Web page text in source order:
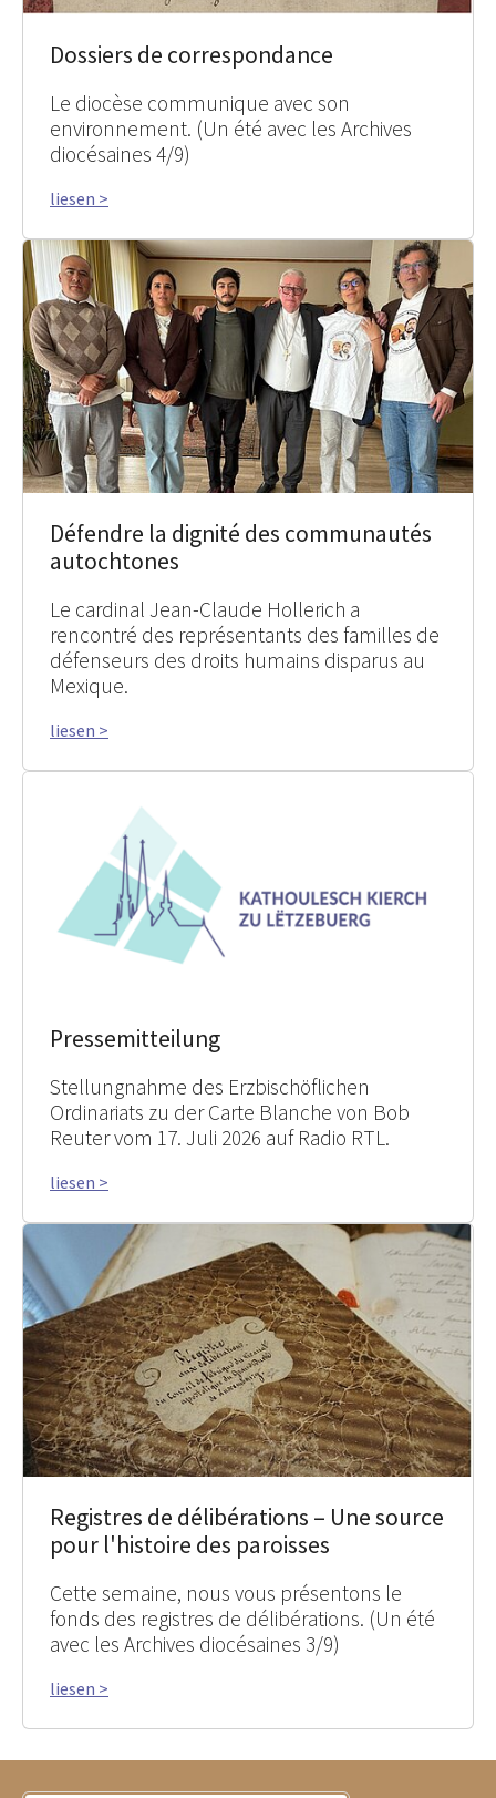
Dossiers de correspondance
Le diocèse communique avec son
environnement. (Un été avec les Archives
diocésaines 4/9)
liesen >
Défendre la dignité des communautés
autochtones
Le cardinal Jean-Claude Hollerich a
rencontré des représentants des familles de
défenseurs des droits humains disparus au
Mexique.
liesen >
Pressemitteilung
Stellungnahme des Erzbischöflichen
Ordinariats zu der Carte Blanche von Bob
Reuter vom 17. Juli 2026 auf Radio RTL.
liesen >
Registres de délibérations – Une source
pour l'histoire des paroisses
Cette semaine, nous vous présentons le
fonds des registres de délibérations. (Un été
avec les Archives diocésaines 3/9)
liesen >